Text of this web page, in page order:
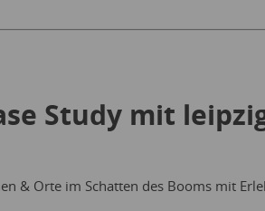
Study mit
& Orte im Schatten des Booms mit